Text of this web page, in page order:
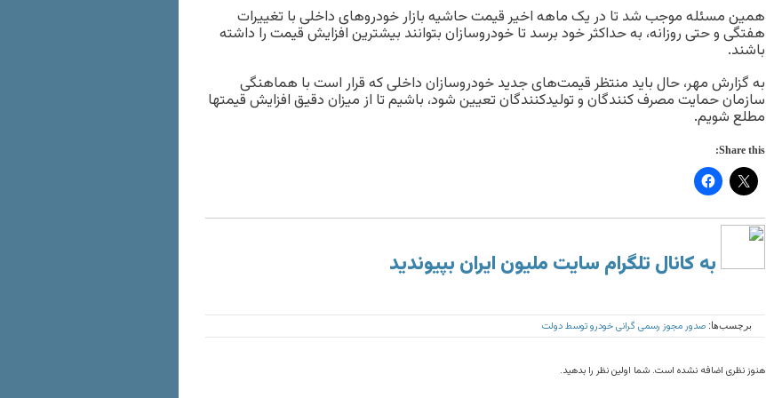
همین مسئله موجب شد تا در یک ماهه اخیر قیمت حاشیه بازار خودروهای داخلی با تغییرات
هفتگی و حتی روزانه، به حداکثر خود برسد تا خودروسازان بتوانند بیشترین افزایش قیمت را داشته
باشند.
به گزارش مهر، حال باید منتظر قیمت‌های جدید خودروسازان داخلی که قرار است با هماهنگی
سازمان حمایت مصرف کنندگان و تولیدکنندگان تعیین شود، باشیم تا از میزان دقیق افزایش قیمتها
مطلع شویم.
Share this:
به کانال تلگرام سایت ملیون ایران بپیوندید
برچسب‌ها: صدور مجوز رسمی گرانی خودرو توسط دولت
هنوز نظری اضافه نشده است. شما اولین نظر را بدهید.